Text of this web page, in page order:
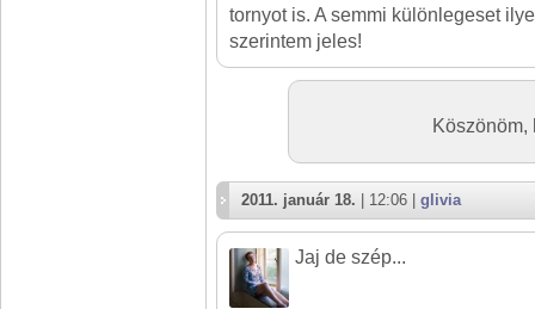
tornyot is. A semmi különlegeset
szerintem jeles!
Köszönöm,
2011. január 18. | 12:06 | glivia
Jaj de szép...